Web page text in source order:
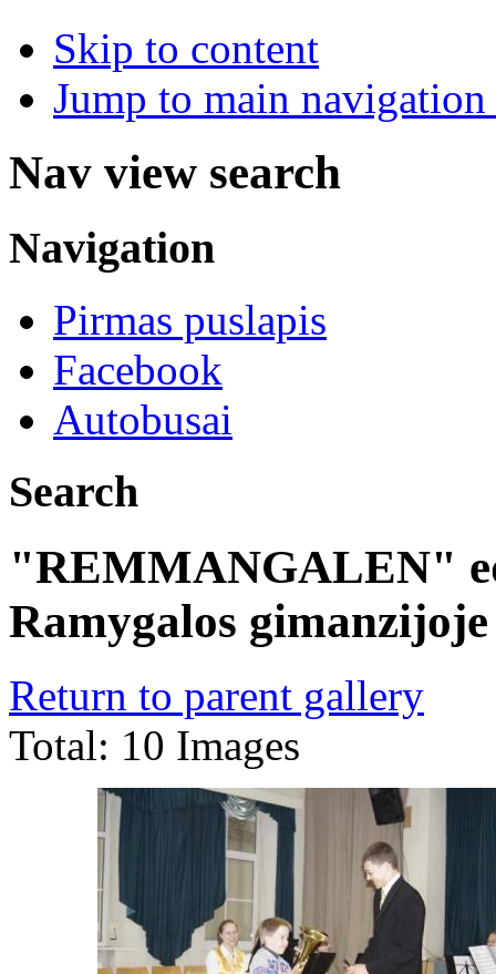
Skip to content
Jump to main
Nav view search
Navigation
Pirmas puslapis
Facebook
Autobusai
Search
"REMMANGALEN"
Ramygalos gimanzijoje
Return to parent gallery
Total: 10 Images